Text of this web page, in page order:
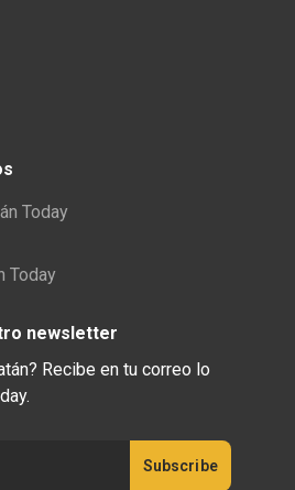
Today
Today
newsletter
Recibe en tu correo lo